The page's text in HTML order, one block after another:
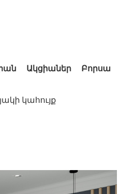
Ակցիաներ Բորսա
կահույք